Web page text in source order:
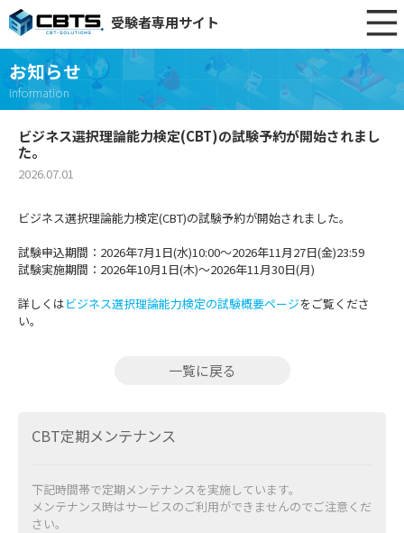
受験者専用サイト
お知らせ
Information
ビジネス選択理論能力検定(CBT)の試験予約が開始されまし
た。
2026.07.01
ビジネス選択理論能力検定(CBT)の試験予約が開始されました。
試験申込期間：2026年7月1日(水)10:00～2026年11月27日(金)23:59
試験実施期間：2026年10月1日(木)～2026年11月30日(月)
詳しくはビジネス選択理論能力検定の試験概要ページをご覧くださ
い。
一覧に戻る
CBT定期メンテナンス
下記時間帯で定期メンテナンスを実施しています。
メンテナンス時はサービスのご利用ができませんのでご注意くだ
さい。